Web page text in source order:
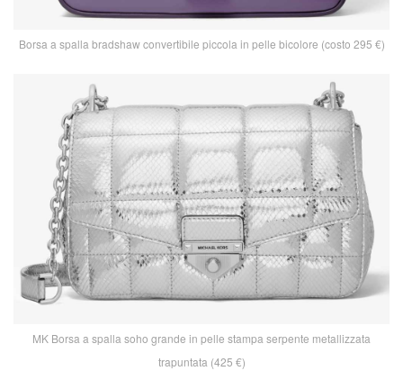
Borsa a spalla bradshaw convertibile piccola in pelle bicolore (costo 295 €)
MK Borsa a spalla soho grande in pelle stampa serpente metallizzata
trapuntata (425 €)